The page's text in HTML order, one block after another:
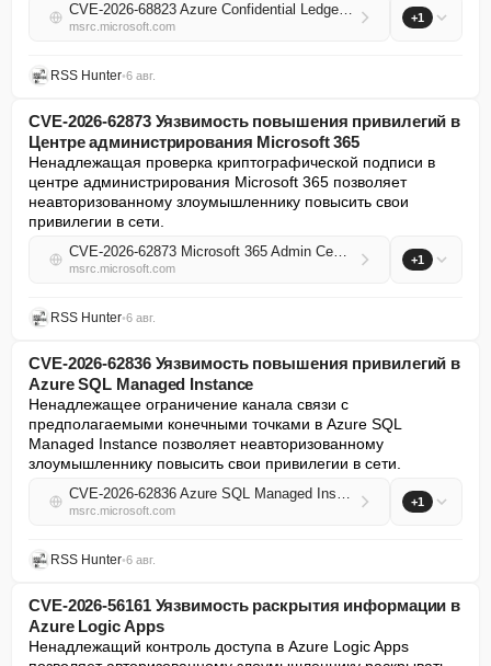
CVE-2026-68823 Azure Confidential Ledger Remote Code Execution Vulnerability
msrc.microsoft.com
+1
RSS Hunter•6 авг.
CVE-2026-62873 Уязвимость повышения привилегий в
Центре администрирования Microsoft 365
Ненадлежащая проверка криптографической подписи в
центре администрирования Microsoft 365 позволяет
неавторизованному злоумышленнику повысить свои
привилегии в сети.
CVE-2026-62873 Microsoft 365 Admin Center Elevation of Privilege Vulnerability
msrc.microsoft.com
+1
RSS Hunter•6 авг.
CVE-2026-62836 Уязвимость повышения привилегий в
Azure SQL Managed Instance
Ненадлежащее ограничение канала связи с
предполагаемыми конечными точками в Azure SQL
Managed Instance позволяет неавторизованному
злоумышленнику повысить свои привилегии в сети.
CVE-2026-62836 Azure SQL Managed Instance Elevation of Privilege Vulnerability
msrc.microsoft.com
+1
RSS Hunter•6 авг.
CVE-2026-56161 Уязвимость раскрытия информации в
Azure Logic Apps
Ненадлежащий контроль доступа в Azure Logic Apps